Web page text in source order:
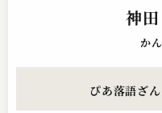
神
か
ぴあ落語ざ